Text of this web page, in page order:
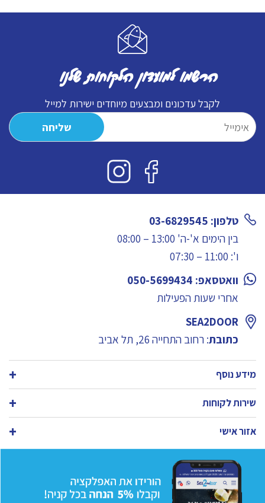
הרשמו למועדון הלקוחות שלנו
לקבל עדכונים ומבצעים מיוחדים ישירות למייל
טלפון: 03-6829545
בין הימים א'-ה' 13:00 – 08:00
ו': 11:00 – 07:30
וואטסאפ: 050-5699434
אחרי שעות הפעילות
SEA2DOOR
כתובת: רחוב התחייה 26, תל אביב
מידע נוסף
שירות לקוחות
אזור אישי